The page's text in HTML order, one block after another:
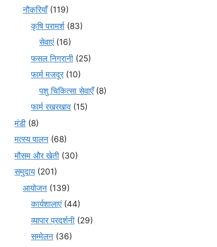
नौकरियाँ(119)
कृषि परामर्श(83)
सेवाएं(16)
फसल निगरानी (25)
फार्म मजदूर(10)
पशु चिकित्सा सेवाएँ(8)
फार्म रखरखाव(15)
मंडी (8)
मत्स्य पालन (68)
मौसम और खेती (30)
समुदाय(201)
आयोजन (139)
कार्यशालाएं(44)
व्यापार प्रदर्शनी (29)
सम्मेलन (36)